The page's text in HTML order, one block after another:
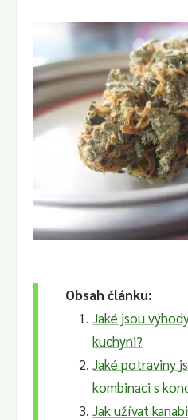
Obsah článku:
Jaké jsou
kuchyni?
Jaké potraviny
kombinaci s
Jak užívat